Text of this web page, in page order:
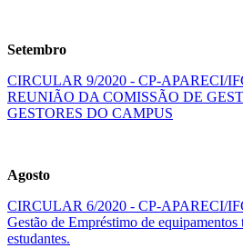
Setembro
CIRCULAR 9/2020 - CP-APARECI/
REUNIÃO DA COMISSÃO DE
GESTORES DO CAMPUS
Agosto
CIRCULAR 6/2020 - CP-APARECI/
Gestão de Empréstimo de equipamentos
estudantes.